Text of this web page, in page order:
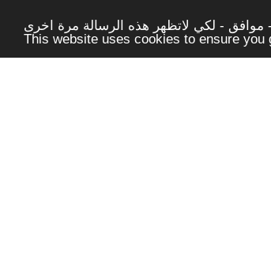
موافق - لكي لاتظهر هذه الرسالة مرة اخرى -
This website uses cookies to ensure